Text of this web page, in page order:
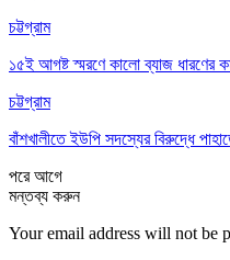
চট্টগ্রাম
১৫ই আগষ্ট স্মরণে কালো ব্যাজ ধারণের
চট্টগ্রাম
বাঁশখালীতে ইউপি সদস্যের বিরুদ্ধে
পরেআগে
মন্তব্য করুন
Your email address will not be